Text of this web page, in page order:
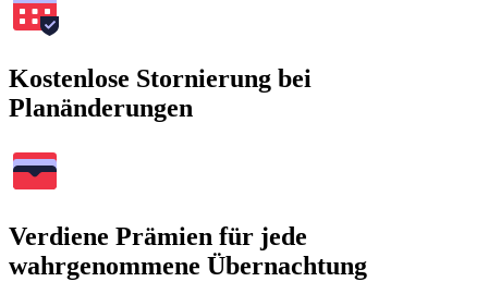
Kostenlose Stornierung bei
Planänderungen
Verdiene Prämien für jede
wahrgenommene Übernachtung